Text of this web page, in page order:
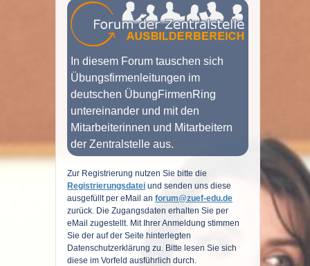
In diesem Forum tauschen sich
Übungsfirmenleitungen im
deutschen ÜbungFirmenRing
untereinander und mit den
Mitarbeiterinnen und Mitarbeitern
der Zentralstelle aus.
Zur Registrierung nutzen Sie bitte die
Registrierungsdatei und senden uns diese
ausgefüllt per eMail an forum@zuef-edu.de
zurück. Die Zugangsdaten erhalten Sie per
eMail zugestellt. Mit Ihrer Anmeldung stimmen
Sie der auf der Seite hinterlegten
Datenschutzerklärung zu. Bitte lesen Sie sich
diese im Vorfeld ausführlich durch.